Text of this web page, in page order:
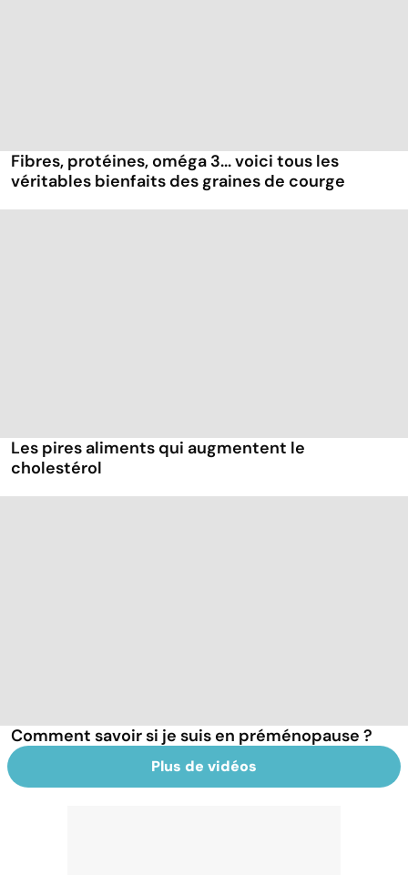
Fibres, protéines, oméga 3... voici tous les
véritables bienfaits des graines de courge
Les pires aliments qui augmentent le
cholestérol
Comment savoir si je suis en préménopause ?
Plus de vidéos